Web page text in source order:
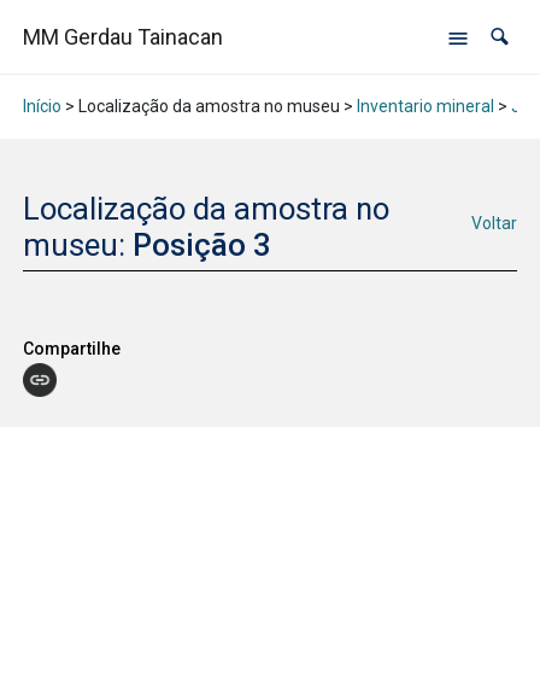
MM Gerdau Tainacan
Início > Localização da amostra no museu > Inventario mineral >
Localização da amostra no
museu: Posição 3
Voltar
Compartilhe